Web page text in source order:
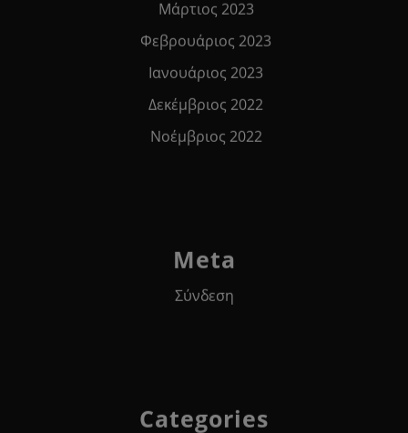
Μάρτιος 2023
Φεβρουάριος 2023
Ιανουάριος 2023
Δεκέμβριος 2022
Νοέμβριος 2022
Meta
Σύνδεση
Categories